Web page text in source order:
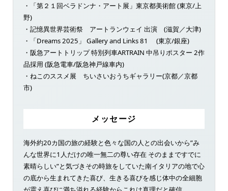
・「第２１回ベラドンナ・アート展」東京都美術館 (東京/上
野)
・記憶異世界芸術祭 アートランウェイ 出演 (滋賀／大津)
・「Dreams 2025」 Gallery and Links 81 (東京/銀座)
・阪急アートトリップ 特別列車ARTRAIN 中吊りポスター 2作
品採用 (阪急電車/阪急神戸線車内)
・ねこのススメ展 ちいさいおうちギャラリー(京都／京都
市)
メッセージ
海外約20カ国の旅の経験と色々な国の人との出会いから”み
んな世界に1人だけの唯一無二の尊い存在 そのままですでに
素晴らしい”と気づきその時旅をしていた南イタリアの地で心
の底から生まれてきた喜び、生きる喜びを感じ体中の全細胞